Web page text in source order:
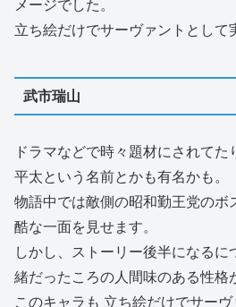
メージでした。
立ち絵だけでサーヴァントとして
武市瑞山
ドラマなどで時々題材にされて
平太という名前とかも有名かも。
物語中では敵側の昭和勤王党のボ
酷な一面を見せます。
しかし、ストーリー後半になる
緒だったころの人間味のある性格
このキャラも 立ち絵だけでサー